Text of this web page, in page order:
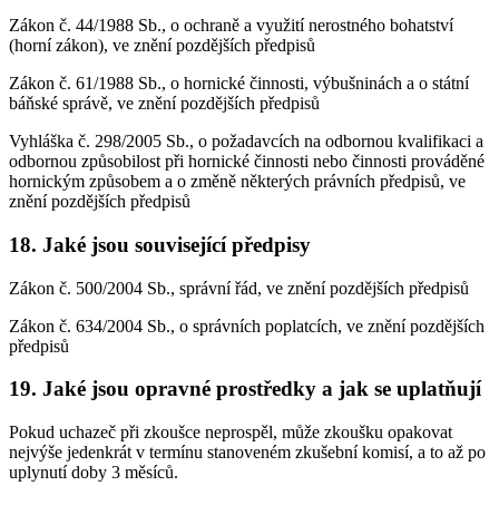
Zákon č. 44/1988 Sb., o ochraně a využití nerostného bohatství
(horní zákon), ve znění pozdějších předpisů
Zákon č. 61/1988 Sb., o hornické činnosti, výbušninách a o státní
báňské správě, ve znění pozdějších předpisů
Vyhláška č. 298/2005 Sb., o požadavcích na odbornou kvalifikaci a
odbornou způsobilost při hornické činnosti nebo činnosti prováděné
hornickým způsobem a o změně některých právních předpisů, ve
znění pozdějších předpisů
18. Jaké jsou související předpisy
Zákon č. 500/2004 Sb., správní řád, ve znění pozdějších předpisů
Zákon č. 634/2004 Sb., o správních poplatcích, ve znění pozdějších
předpisů
19. Jaké jsou opravné prostředky a jak se uplatňují
Pokud uchazeč při zkoušce neprospěl, může zkoušku opakovat
nejvýše jedenkrát v termínu stanoveném zkušební komisí, a to až po
uplynutí doby 3 měsíců.